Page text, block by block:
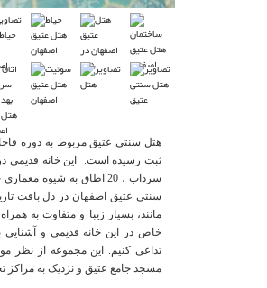
سرداب ، 20 اطاق به
مانند، بسیار زیبا و متفاوت به
خاص در این خانه قدیمی و
تداعی کنیم. این مجموعه از نظر
مسجد جامع عتیق و نزدیک به مراکز